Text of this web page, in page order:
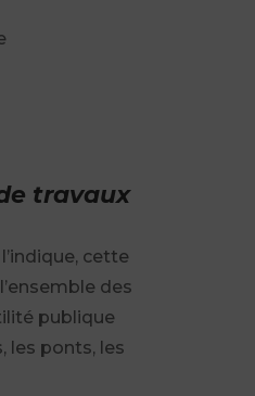
travaux
cette
des
publique
les ponts, les